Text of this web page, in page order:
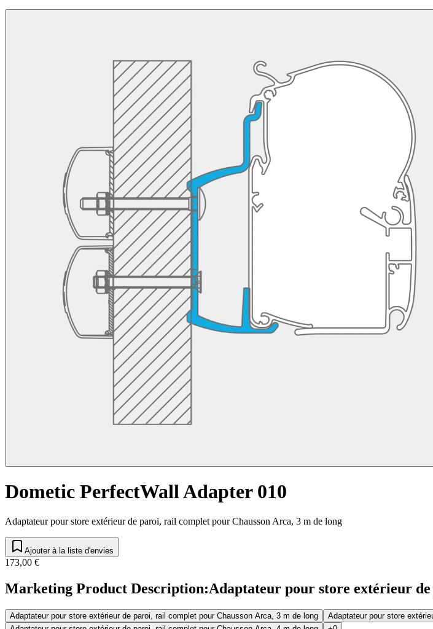
Dometic PerfectWall Adapter 010
Adaptateur pour store extérieur de paroi, rail complet pour Chausson Arca, 3 m de long
Ajouter à la liste d'envies
173,00 €
Marketing Product Description:Adaptateur pour store extérieur
Adaptateur pour store extérieur de paroi, rail complet pour Chausson Arca, 3 m de long
Adaptateur pour store